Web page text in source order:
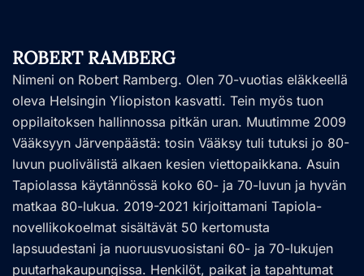
ROBERT RAMBERG
Nimeni on Robert Ramberg. Olen 70-vuotias eläkkeellä
oleva Helsingin Yliopiston kasvatti. Tein myös tuon
oppilaitoksen hallinnossa pitkän uran. Muutimme 2009
Vääksyyn Järvenpäästä: tosin Vääksy tuli tutuksi jo 80-
luvun puolivälistä alkaen kesien viettopaikkana. Asuin
Tapiolassa käytännössä koko 60- ja 70-luvun ja hyvän
matkaa 80-lukua. 2019-2021 kirjoittamani Tapiola-
novellikokoelmat sisältävät 50 kertomusta
lapsuudestani ja nuoruusvuosistani 60- ja 70-lukujen
puutarhakaupungissa. Henkilöt, paikat ja tapahtumat